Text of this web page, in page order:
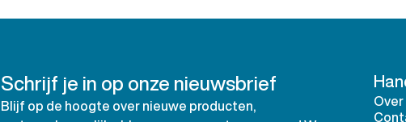
Schrijf je in op onze nieuwsbrief
Blijf op de hoogte over nieuwe producten,